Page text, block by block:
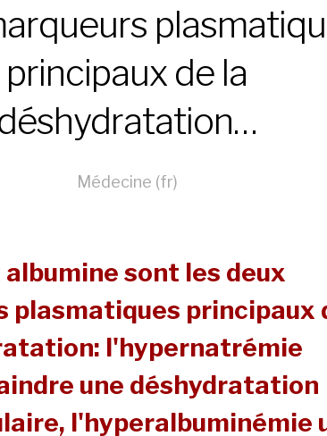
principaux de la
Médecine (fr)
sont les deux
plasmatiques principaux
l'hypernatrémie
une déshydratation
l'hyperalbuminémie